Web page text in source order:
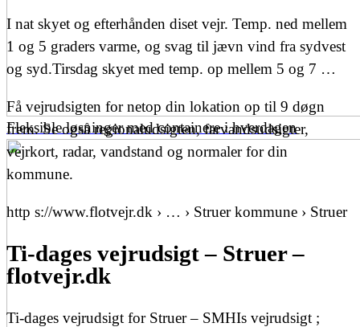
Fleksible løsninger med containere i hverdagen
I nat skyet og efterhånden diset vejr. Temp. ned mellem
1 og 5 graders varme, og svag til jævn vind fra sydvest
og syd.Tirsdag skyet med temp. op mellem 5 og 7 …
Få vejrudsigten for netop din lokation op til 9 døgn
frem. Se også regionaludsigten, farvandsudsigter,
vejrkort, radar, vandstand og normaler for din
kommune.
http s://www.flotvejr.dk › … › Struer kommune › Struer
Ti-dages vejrudsigt – Struer –
flotvejr.dk
Ti-dages vejrudsigt for Struer – SMHIs vejrudsigt ;